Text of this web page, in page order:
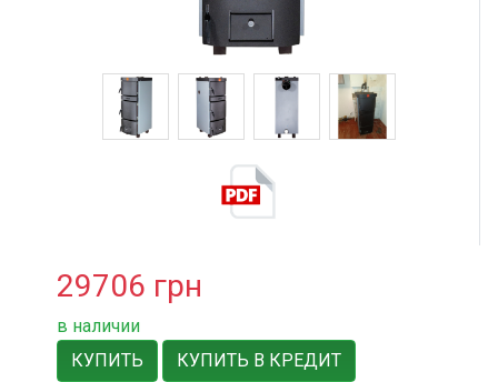
29706 грн
в наличии
КУПИТЬ
КУПИТЬ В КРЕДИТ